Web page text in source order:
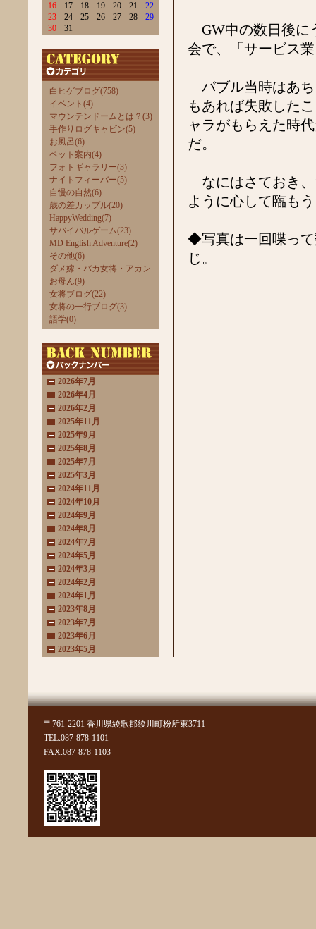
16
17 18 19 20 21
22
23
24 25 26 27 28
29
30
31
白ヒゲブログ(758)
イベント(4)
マウンテンドームとは？(3)
手作りログキャビン(5)
お風呂(6)
ペット案内(4)
フォトギャラリー(3)
ナイトフィーバー(5)
自慢の自然(6)
歳の差カップル(20)
HappyWedding(7)
サバイバルゲーム(23)
MD English Adventure(2)
その他(6)
ダメ嫁・バカ女将・アカン
お母ん(9)
女将ブログ(22)
女将の一行ブログ(3)
語学(0)
2026年7月
2026年4月
2026年2月
2025年11月
2025年9月
2025年8月
2025年7月
2025年3月
2024年11月
2024年10月
2024年9月
2024年8月
2024年7月
2024年5月
2024年3月
2024年2月
2024年1月
2023年8月
2023年7月
2023年6月
2023年5月
2022年10月
2022年7月
2022年6月
2022年4月
2022年3月
2022年2月
2022年1月
2021年11月
2021年10月
2021年9月
GW中の数日後に
会で、「サービス
バブル当時はあち
もあれば失敗した
ャラがもらえた時
だ。
なにはさておき、
ように心して臨も
◆写真は一回喋って
じ。
〒761-2201 香川県綾歌郡綾川町枌所東3711
TEL:087-878-1101
FAX:087-878-1103